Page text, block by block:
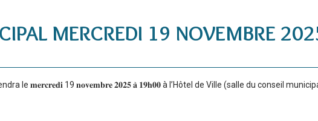
MERCREDI 19 NOVEMBRE
le 𝐦𝐞𝐫𝐜𝐫𝐞𝐝𝐢 19 𝐧𝐨𝐯𝐞𝐦𝐛𝐫𝐞 𝟐𝟎𝟐𝟓 𝐚̀ 𝟏𝟗𝐡𝟎𝟎 à l’Hôtel de Ville (salle du conseil